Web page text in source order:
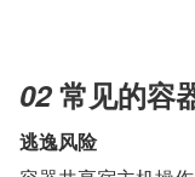
02 常见的容
逃逸风险